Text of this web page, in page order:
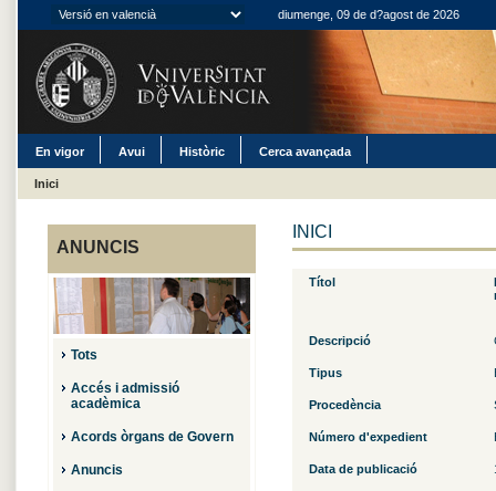
diumenge, 09 de d?agost de 2026
En vigor Avui Històric Cerca avançada
Inici
ANUNCIS
Tots
Accés i admissió
acadèmica
Acords òrgans de Govern
Anuncis
INICI
Títol
Descripció
Tipus
Procedència
Número d'expedient
Data de publicació